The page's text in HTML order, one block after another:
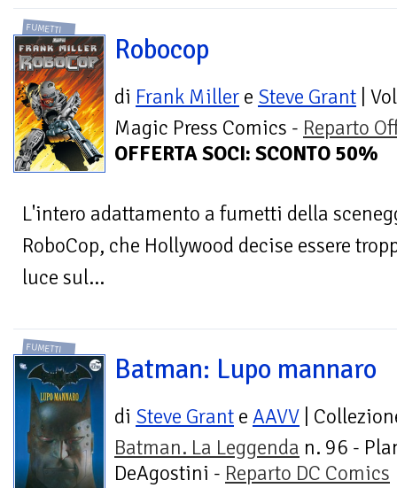
FUMETTI
Robocop
di Frank Miller e Steve Grant |
Magic Press Comics - Reparto
OFFERTA SOCI: SCONTO 50%
L'intero adattamento a fumetti della
RoboCop, che Hollywood decise essere
luce sul...
FUMETTI
Batman: Lupo mannaro
di Steve Grant e AAVV |
Batman. La Leggenda n. 96 -
DeAgostini - Reparto DC Comics